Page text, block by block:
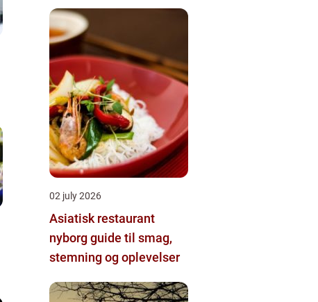
02 july 2026
Asiatisk restaurant
nyborg guide til smag,
stemning og oplevelser